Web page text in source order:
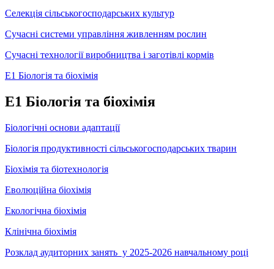
Селекція сільськогосподарських культур
Сучасні системи управління живленням рослин
Сучасні технології виробництва і заготівлі кормів
Е1 Біологія та біохімія
Е1 Біологія та біохімія
Біологічні основи адаптації
Біологія продуктивності сільськогосподарських тварин
Біохімія та біотехнологія
Еволюційна біохімія
Екологічна біохімія
Клінічна біохімія
Розклад аудиторних занять у 2025-2026 навчальному році